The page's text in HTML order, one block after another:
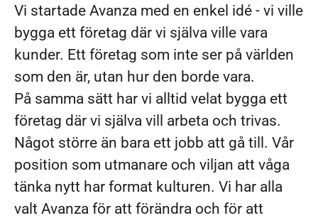
Vi startade Avanza med en enkel idé - vi ville
bygga ett företag där vi själva ville vara
kunder. Ett företag som inte ser på världen
som den är, utan hur den borde vara.
På samma sätt har vi alltid velat bygga ett
företag där vi själva vill arbeta och trivas.
Något större än bara ett jobb att gå till. Vår
position som utmanare och viljan att våga
tänka nytt har format kulturen. Vi har alla
valt Avanza för att förändra och för att